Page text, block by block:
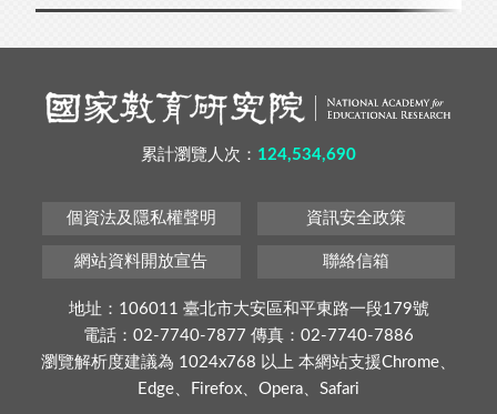
累計瀏覽人次： 124,534,690
個資法及隱私權聲明 資訊安全政策
網站資料開放宣告 聯絡信箱
地址：106011 臺北市大安區和平東路一段179號
電話：02-7740-7877 傳真：02-7740-7886
瀏覽解析度建議為 1024x768 以上 本網站支援Chrome、
Edge、Firefox、Opera、Safari